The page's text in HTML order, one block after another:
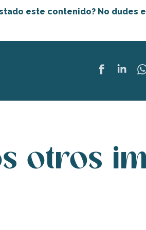
este contenido? No dudes
otros